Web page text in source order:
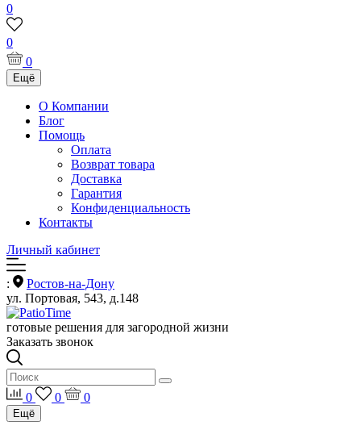
0
0
0
Ещё
О Компании
Блог
Помощь
Оплата
Возврат товара
Доставка
Гарантия
Конфиденциальность
Контакты
Личный кабинет
:
Ростов-на-Дону
ул. Портовая, 543, д.148
готовые решения для загородной жизни
Заказать звонок
0 0 0
Ещё